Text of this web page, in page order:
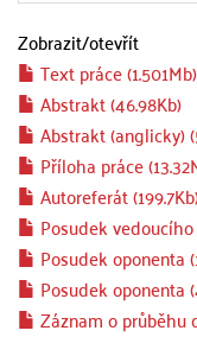
Zobrazit/otevřít
Text práce (1.501Mb)
Abstrakt (46.98Kb)
Abstrakt (anglicky)
Příloha práce
Autoreferát
Posudek vedoucího
Posudek oponenta
Posudek oponenta
Záznam o průběhu